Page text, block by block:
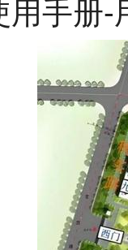
用手册